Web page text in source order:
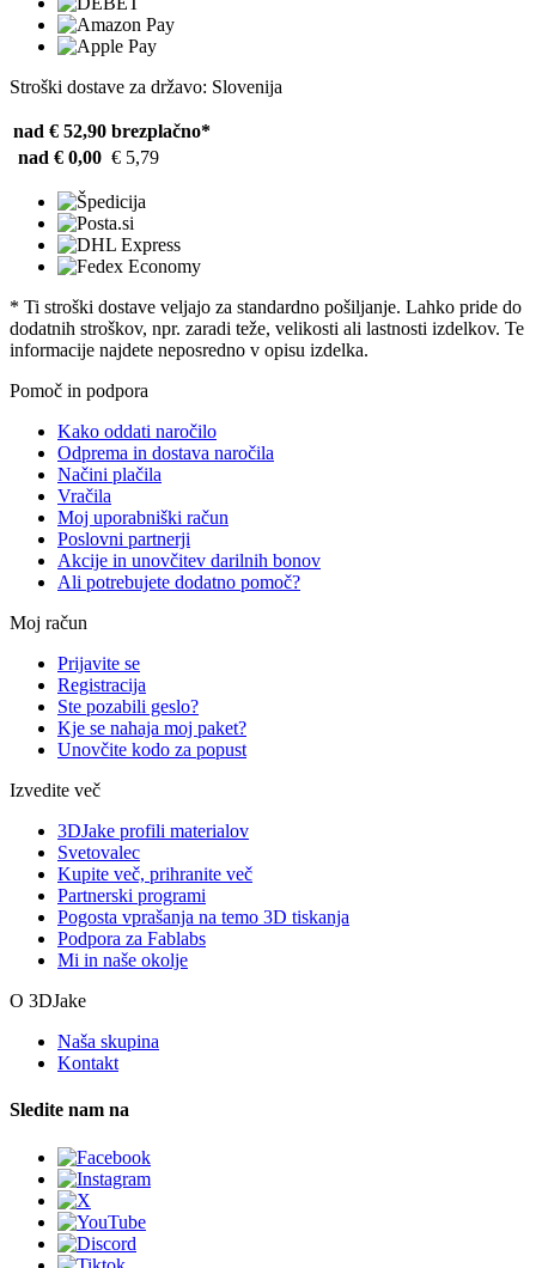
Stroški dostave za državo: Slovenija
nad € 52,90 brezplačno*
nad € 0,00 € 5,79
* Ti stroški dostave veljajo za standardno pošiljanje. Lahko pride do
dodatnih stroškov, npr. zaradi teže, velikosti ali lastnosti izdelkov. Te
informacije najdete neposredno v opisu izdelka.
Pomoč in podpora
Kako oddati naročilo
Odprema in dostava naročila
Načini plačila
Vračila
Moj uporabniški račun
Poslovni partnerji
Akcije in unovčitev darilnih bonov
Ali potrebujete dodatno pomoč?
Moj račun
Prijavite se
Registracija
Ste pozabili geslo?
Kje se nahaja moj paket?
Unovčite kodo za popust
Izvedite več
3DJake profili materialov
Svetovalec
Kupite več, prihranite več
Partnerski programi
Pogosta vprašanja na temo 3D tiskanja
Podpora za Fablabs
Mi in naše okolje
O 3DJake
Naša skupina
Kontakt
Sledite nam na